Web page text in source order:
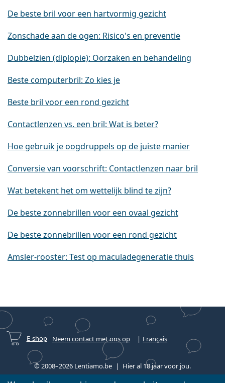
De beste bril voor een hartvormig gezicht
Zonschade aan de ogen: Risico's en preventie
Dubbelzien (diplopie): Oorzaken en behandeling
Beste computerbril: Zo kies je
Beste bril voor een rond gezicht
Contactlenzen vs. een bril: Wat is beter?
Hoe gebruik je oogdruppels op de juiste manier
Conversie van voorschrift: Contactlenzen naar bril
Wat betekent het om wettelijk blind te zijn?
De beste zonnebrillen voor een ovaal gezicht
De beste zonnebrillen voor een rond gezicht
Amsler-rooster: Test op maculadegeneratie thuis
E-shop Neem contact met ons op Français
© 2008–2026 Lentiamo.be Hier al 18 jaar voor jou.